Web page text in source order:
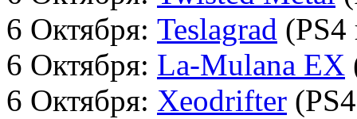
6 Октября: Teslagrad (PS4
6 Октября: La-Mulana EX
6 Октября: Xeodrifter